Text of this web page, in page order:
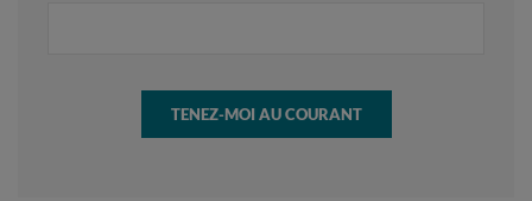
TENEZ-MOI AU COURANT